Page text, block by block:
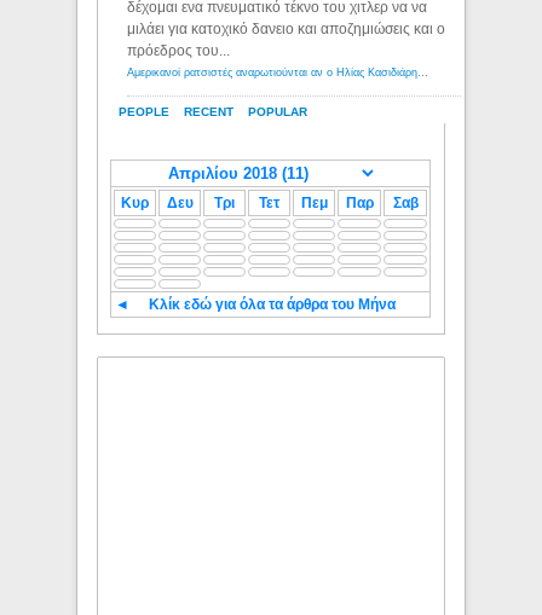
PEOPLE RECENT POPULAR
δέχομαι ενα πνευματικό τέκνο του χιτλερ να να
μιλάει για κατοχικό δανειο και αποζημιώσεις και ο
πρόεδρος του...
Αμερικανοί ρατσιστές αναρωτιούνται αν ο Ηλίας Κασιδιάρης ανήκει στη λευκή φυλή... - Λόγιος Ερμής
Κυρ Δευ Τρι Τετ Πεμ Παρ Σαβ
◄ Κλίκ εδώ για όλα τα άρθρα του Μήνα